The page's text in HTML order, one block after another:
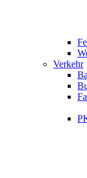
Verkehr